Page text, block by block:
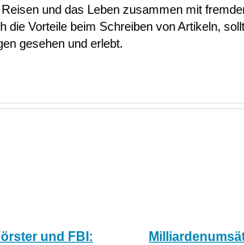
und das Leben zusammen mit
Vorteile beim Schreiben von Artikeln,
gesehen und erlebt.
und FBI: